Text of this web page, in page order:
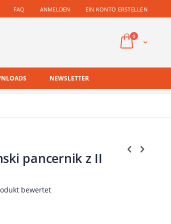
FAQ ANMELDEN EIN KONTO ERSTELLEN
Cart
0Artikel
NEWSLETTER
pancernik z II
bewertet